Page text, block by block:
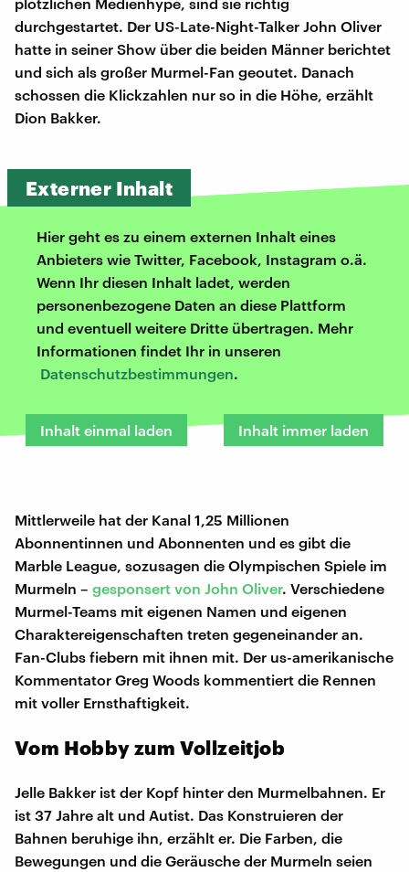
durchgestartet. Der US-Late-Night-Talker John Oliver
hatte in seiner Show über die beiden Männer berichtet
und sich als großer Murmel-Fan geoutet. Danach
schossen die Klickzahlen nur so in die Höhe, erzählt
Dion Bakker.
Externer Inhalt
Hier geht es zu einem externen Inhalt eines
Anbieters wie Twitter, Facebook, Instagram o.ä.
Wenn Ihr diesen Inhalt ladet, werden
personenbezogene Daten an diese Plattform
und eventuell weitere Dritte übertragen. Mehr
Informationen findet Ihr in unseren
Datenschutzbestimmungen.
Inhalt einmal laden Inhalt immer laden
Mittlerweile hat der Kanal 1,25 Millionen
Abonnentinnen und Abonnenten und es gibt die
Marble League, sozusagen die Olympischen Spiele im
Murmeln – gesponsert von John Oliver. Verschiedene
Murmel-Teams mit eigenen Namen und eigenen
Charaktereigenschaften treten gegeneinander an.
Fan-Clubs fiebern mit ihnen mit. Der us-amerikanische
Kommentator Greg Woods kommentiert die Rennen
mit voller Ernsthaftigkeit.
Vom Hobby zum Vollzeitjob
Jelle Bakker ist der Kopf hinter den Murmelbahnen. Er
ist 37 Jahre alt und Autist. Das Konstruieren der
Bahnen beruhige ihn, erzählt er. Die Farben, die
Bewegungen und die Geräusche der Murmeln seien